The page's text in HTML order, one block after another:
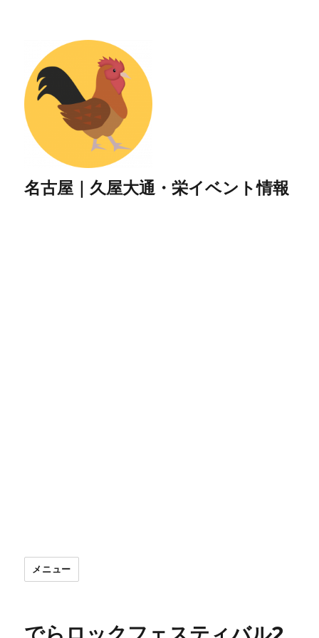
名古屋｜久屋大通・栄イベント情報
メニュー